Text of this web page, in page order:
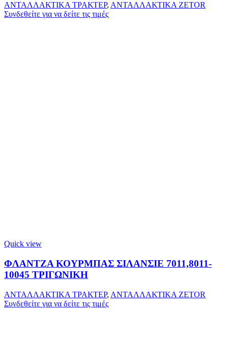
ΑΝΤΑΛΛΑΚΤΙΚΑ ΤΡΑΚΤΕΡ, ΑΝΤΑΛΛΑΚΤΙΚΑ ZETOR
Συνδεθείτε για να δείτε τις τιμές
Quick view
ΦΛΑΝΤΖΑ ΚΟΥΡΜΠΑΣ ΣΙΛΑΝΣΙΕ 7011,8011-
10045 ΤΡΙΓΩΝΙΚΗ
ΑΝΤΑΛΛΑΚΤΙΚΑ ΤΡΑΚΤΕΡ, ΑΝΤΑΛΛΑΚΤΙΚΑ ZETOR
Συνδεθείτε για να δείτε τις τιμές